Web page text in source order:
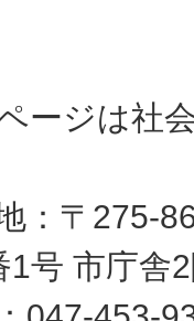
ージは社
：〒275-
1号 市庁舎